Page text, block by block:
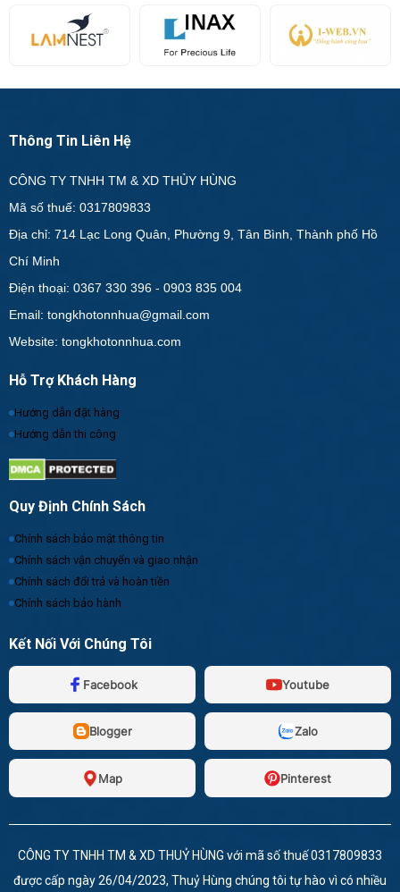
Thông Tin Liên Hệ
CÔNG TY TNHH TM & XD THỦY HÙNG
Mã số thuế: 0317809833
Địa chỉ: 714 Lạc Long Quân, Phường 9, Tân Bình, Thành phố Hồ
Chí Minh
Điện thoại: 0367 330 396 - 0903 835 004
Email: tongkhotonnhua@gmail.com
Website: tongkhotonnhua.com
Hỗ Trợ Khách Hàng
Hướng dẫn đặt hàng
Hướng dẫn thi công
Quy Định Chính Sách
Chính sách bảo mật thông tin
Chính sách vận chuyển và giao nhận
Chính sách đổi trả và hoàn tiền
Chính sách bảo hành
Kết Nối Với Chúng Tôi
Facebook Youtube
Blogger Zalo
Map Pinterest
CÔNG TY TNHH TM & XD THUỶ HÙNG với mã số thuế 0317809833
được cấp ngày 26/04/2023, Thuỷ Hùng chúng tôi tự hào vì có nhiều